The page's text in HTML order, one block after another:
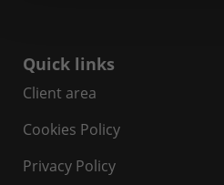
Quick links
Client area
Cookies Policy
Privacy Policy